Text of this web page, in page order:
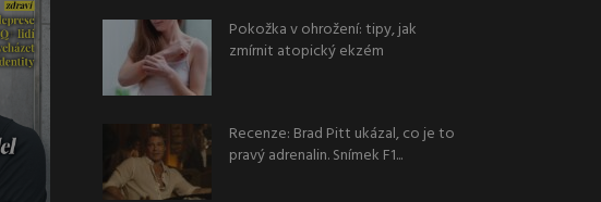
Pokožka v ohrožení: tipy, jak
zmírnit atopický ekzém
Recenze: Brad Pitt ukázal, co je to
pravý adrenalin. Snímek F1...